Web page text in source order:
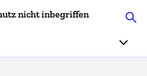
nicht inbegriffen